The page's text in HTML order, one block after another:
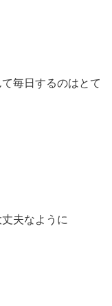
毎日するのはとて
夫なように